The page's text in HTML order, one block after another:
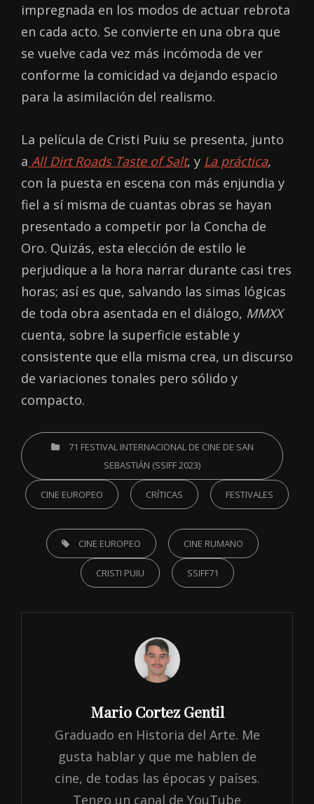
impregnada en los modos de actuar rebrota
en cada acto. Se convierte en una obra que
se vuelve cada vez más incómoda de ver
conforme la comicidad va dejando espacio
para la asimilación del realismo.
La película de Cristi Puiu se presenta, junto
a All Dirt Roads Taste of Salt, y La práctica,
con la puesta en escena con más enjundia y
fiel a sí misma de cuantas obras se hayan
presentado a competir por la Concha de
Oro. Quizás, esta elección de estilo le
perjudique a la hora narrar durante casi tres
horas; así es que, salvando las simas lógicas
de toda obra asentada en el diálogo, MMXX
cuenta, sobre la superficie estable y
consistente que ella misma crea, un discurso
de variaciones tonales pero sólido y
compacto.
CATEGORIES71 FESTIVAL INTERNACIONAL DE CINE DE SAN
SEBASTIÁN (SSIFF 2023)
CINE EUROPEO CRÍTICAS FESTIVALES
TAGS, CINE EUROPEO CINE RUMANO
CRISTI PUIU SSIFF71
Author:
Mario Cortez Gentil
Graduado en Historia del Arte. Me
gusta hablar y que me hablen de
cine, de todas las épocas y países.
Tengo un canal de YouTube